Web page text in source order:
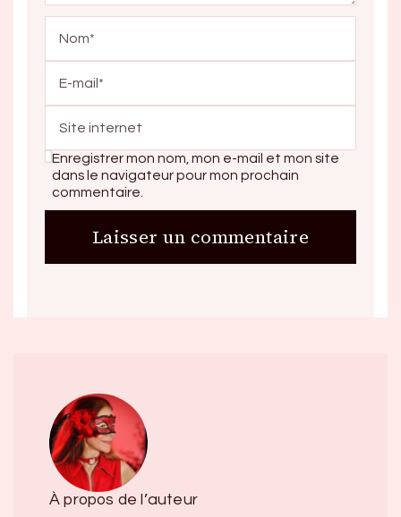
Enregistrer mon nom, mon e-mail et mon site
dans le navigateur pour mon prochain
commentaire.
À propos de l’auteur